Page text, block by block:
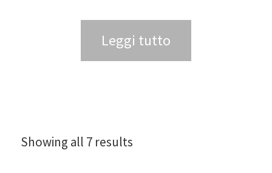
Leggi tutto
Showing all 7 results